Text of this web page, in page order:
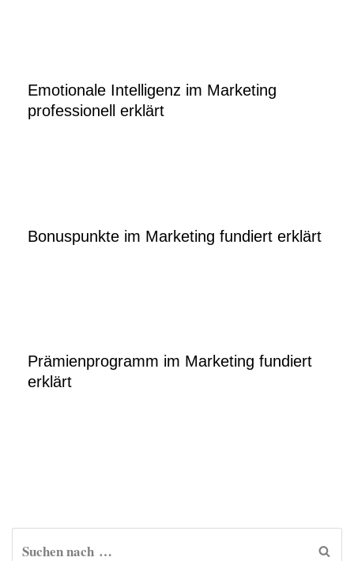
Emotionale Intelligenz im Marketing
professionell erklärt
Bonuspunkte im Marketing fundiert erklärt
Prämienprogramm im Marketing fundiert
erklärt